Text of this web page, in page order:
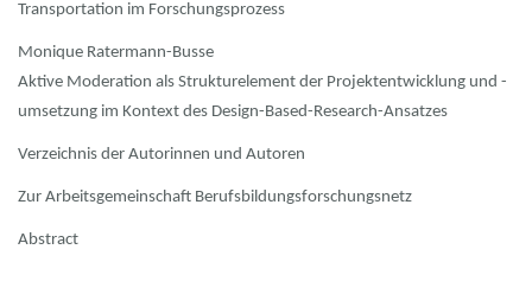
Transportation im Forschungsprozess
Monique Ratermann-Busse
Aktive Moderation als Strukturelement der Projektentwicklung und -
umsetzung im Kontext des Design-Based-Research-Ansatzes
Verzeichnis der Autorinnen und Autoren
Zur Arbeitsgemeinschaft Berufsbildungsforschungsnetz
Abstract